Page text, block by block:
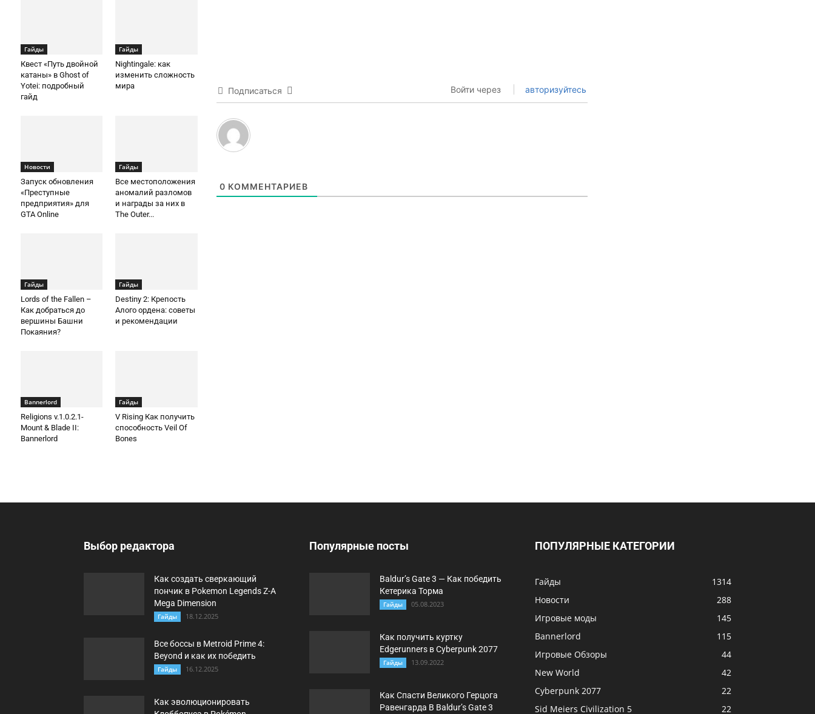
Гайды
Квест «Путь двойной
катаны» в Ghost of
Yotei: подробный
гайд
Гайды
Nightingale: как
изменить сложность
мира
Новости
Запуск обновления
«Преступные
предприятия» для
GTA Online
Гайды
Все местоположения
аномалий разломов
и награды за них в
The Outer...
Гайды
Lords of the Fallen –
Как добраться до
вершины Башни
Покаяния?
Гайды
Destiny 2: Крепость
Алого ордена: советы
и рекомендации
Bannerlord
Religions v.1.0.2.1-
Mount & Blade II:
Bannerlord
Гайды
V Rising Как получить
способность Veil Of
Bones
Подписаться Войти через авторизуйтесь
0 КОММЕНТАРИЕВ
Выбор редактора
Как создать сверкающий
пончик в Pokemon Legends Z-A
Mega Dimension
Гайды 18.12.2025
Все боссы в Metroid Prime 4:
Beyond и как их победить
Гайды 16.12.2025
Как эволюционировать
Популярные посты
Baldur’s Gate 3 — Как победить
Кетерика Торма
Гайды 05.08.2023
Как получить куртку
Edgerunners в Cyberpunk 2077
Гайды 13.09.2022
Как Спасти Великого Герцога
Равенгарда В Baldur’s Gate 3
ПОПУЛЯРНЫЕ КАТЕГОРИИ
Гайды
1314
Новости
288
Игровые моды
145
Bannerlord
115
Игровые Обзоры
44
New World
42
Cyberpunk 2077
22
Sid Meiers Civilization 5
22